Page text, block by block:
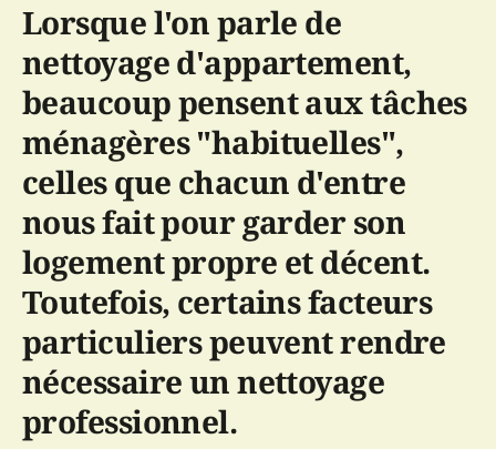
Lorsque l'on parle de
nettoyage d'appartement,
beaucoup pensent aux tâches
ménagères "habituelles",
celles que chacun d'entre
nous fait pour garder son
logement propre et décent.
Toutefois, certains facteurs
particuliers peuvent rendre
nécessaire un nettoyage
professionnel.